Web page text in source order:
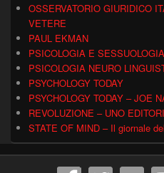
OSSERVATORIO GIURIDICO
VETERE
PAUL EKMAN
PSICOLOGIA E
PSICOLOGIA NEURO
PSYCHOLOGY TODAY
PSYCHOLOGY TODAY – JOE
REVOLUZIONE – UNO EDITORI
STATE OF MIND – Il giornale